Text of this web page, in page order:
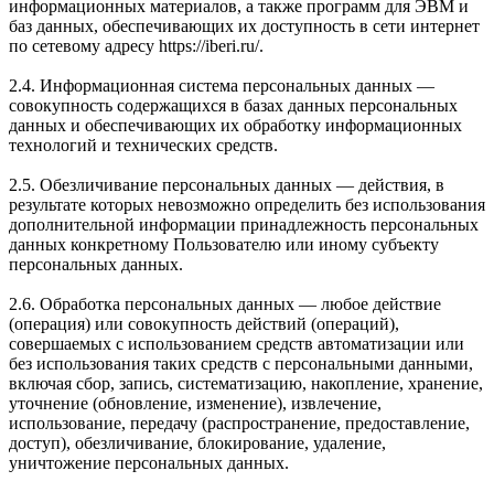
информационных материалов, а также программ для ЭВМ и
баз данных, обеспечивающих их доступность в сети интернет
по сетевому адресу https://iberi.ru/.
2.4. Информационная система персональных данных —
совокупность содержащихся в базах данных персональных
данных и обеспечивающих их обработку информационных
технологий и технических средств.
2.5. Обезличивание персональных данных — действия, в
результате которых невозможно определить без использования
дополнительной информации принадлежность персональных
данных конкретному Пользователю или иному субъекту
персональных данных.
2.6. Обработка персональных данных — любое действие
(операция) или совокупность действий (операций),
совершаемых с использованием средств автоматизации или
без использования таких средств с персональными данными,
включая сбор, запись, систематизацию, накопление, хранение,
уточнение (обновление, изменение), извлечение,
использование, передачу (распространение, предоставление,
доступ), обезличивание, блокирование, удаление,
уничтожение персональных данных.